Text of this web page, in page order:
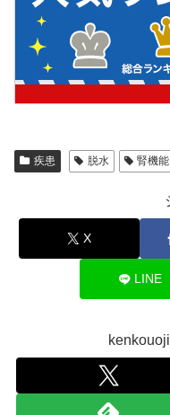
疾患 脱水 腎機能
X
LINE